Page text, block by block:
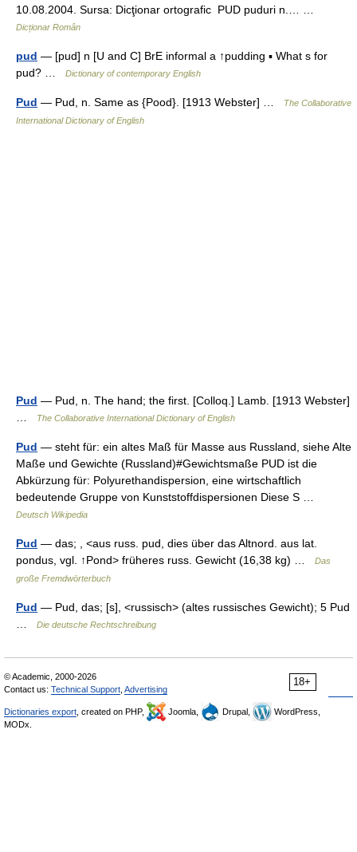
10.08.2004. Sursa: Dicţionar ortografic PUD puduri n.… …
Dicționar Român
pud — [pud] n [U and C] BrE informal a ↑pudding ▪ What s for
pud? …
Dictionary of contemporary English
Pud — Pud, n. Same as {Pood}. [1913 Webster] …
The Collaborative
International Dictionary of English
Pud — Pud, n. The hand; the first. [Colloq.] Lamb. [1913 Webster]
The Collaborative International Dictionary of English
Pud — steht für: ein altes Maß für Masse aus Russland, siehe Alte
Maße und Gewichte (Russland)#Gewichtsmaße PUD ist die
Abkürzung für: Polyurethandispersion, eine wirtschaftlich
bedeutende Gruppe von Kunststoffdispersionen Diese S …
Deutsch Wikipedia
Pud — das; , <aus russ. pud, dies über das Altnord. aus lat.
pondus, vgl. ↑Pond> früheres russ. Gewicht (16,38 kg) …
Das
große Fremdwörterbuch
Pud — Pud, das; [s], <russisch> (altes russisches Gewicht); 5 Pud
Die deutsche Rechtschreibung
18+
© Academic, 2000-2026
Contact us: Technical Support Advertising
Dictionaries export , created on PHP, Joomla, Drupal,
WordPress,
MODx.